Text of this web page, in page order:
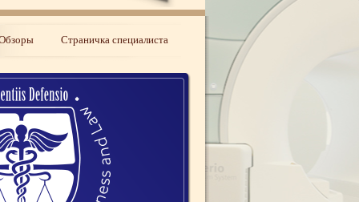
Страничка специалиста